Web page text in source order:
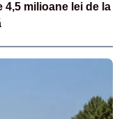
4,5 milioane lei de la